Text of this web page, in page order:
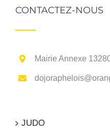
CONTACTEZ-NOUS
Mairie Annexe
JUDO